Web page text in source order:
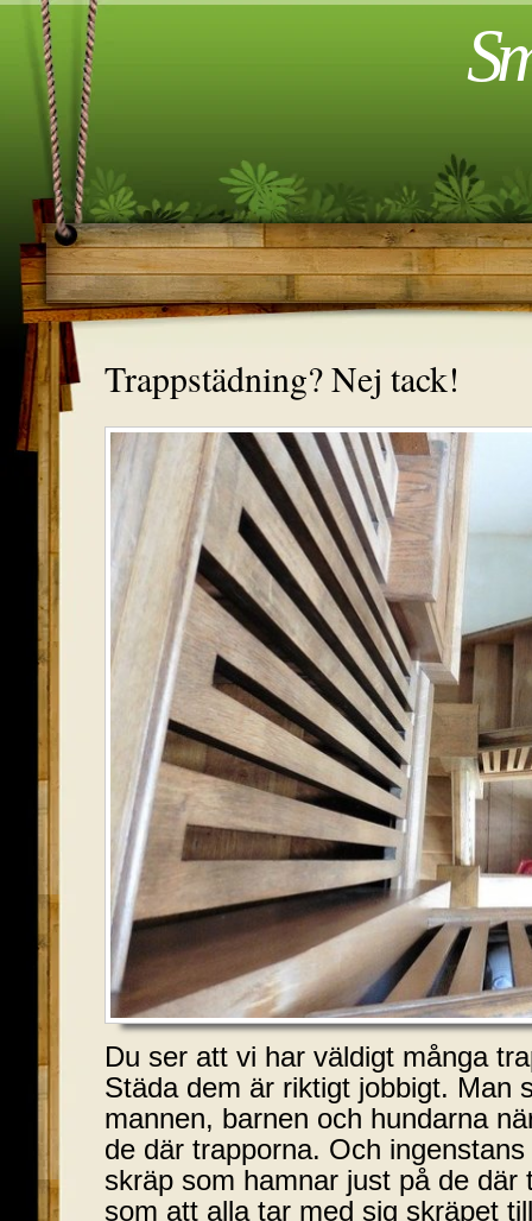
Trappstädning? Nej tack!
Du ser att vi har väldigt många
Städa dem är riktigt jobbigt. Man
mannen, barnen och hundarna
de där trapporna. Och
skräp som hamnar just på de där
som att alla tar med sig skräpet